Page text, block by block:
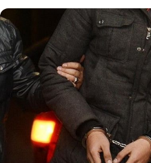
tabanca ve
sekiz